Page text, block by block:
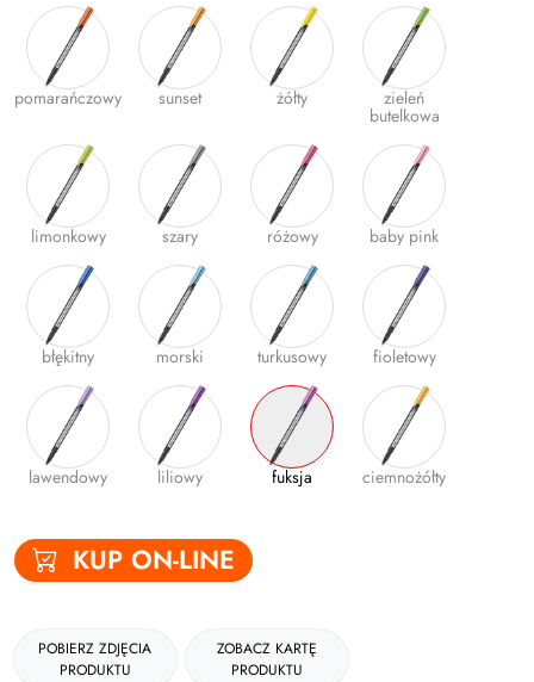
Gumki
Kleje
Plastyczne i kreatywne
Organizacja dokumentów
Produkty upominkowe
EKO-RECYCOLOGY
Wyprawka szkolna
Nożyczki
Zszywacze | Zszywki
Kamuflaż dokumentów
Zero Max Teczka Skoroszytowa
pomarańczowy sunset żółty zieleń
butelkowa
limonkowy szary różowy baby pink
błękitny morski turkusowy fioletowy
lawendowy liliowy fuksja ciemnożółty
KUP ON-LINE
POBIERZ ZDJĘCIA
PRODUKTU
ZOBACZ KARTĘ
PRODUKTU